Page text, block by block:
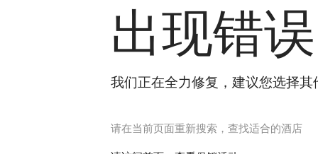
出现错误
我们正在全力修复，建议您选择其
请在当前页面重新搜索，查找适合的酒店